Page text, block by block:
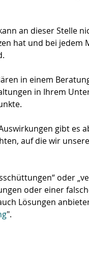
an dieser Stelle
hat und bei jedem
in einem
in Ihrem
gibt es
auf die wir
oder
oder einer
Lösungen
".